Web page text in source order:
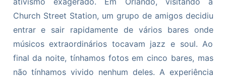
Church Street Station, um grupo de amigos decidiu
entrar e sair rapidamente de vários bares onde
músicos extraordinários tocavam jazz e soul. Ao
final da noite, tínhamos fotos em cinco bares, mas
não tínhamos vivido nenhum deles. A experiência